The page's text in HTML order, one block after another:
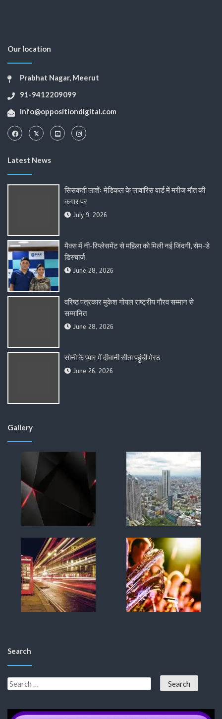
Our location
Prabhat Nagar, Meerut
91-9412209099
info@oppositiondigital.com
Latest News
सिसकती लाशेंः मेडिकल के लावारिस वार्ड में मरीज मौत की
कगार पर
July 9, 2026
मैक्स में नी-रिप्लेसमेंट से महिला को मिली नई जिंदगी, सेम-डे
डिस्चार्ज
June 28, 2026
वरिष्ठ पत्रकार मुकेश गोयल राष्ट्रीय गौरव सम्मान से
सम्मानित
June 28, 2026
सोनी के प्यार में दीवानी सीता पहुंची मेरठ
June 26, 2026
Gallery
Search